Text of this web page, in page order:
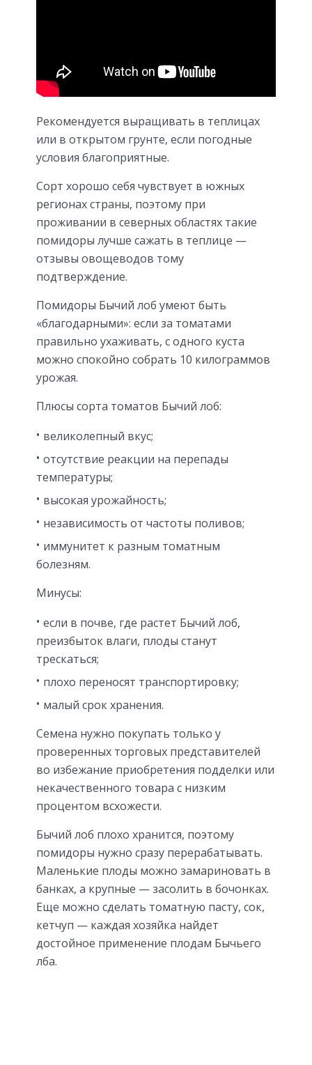
Рекомендуется выращивать в теплицах
или в открытом грунте, если погодные
условия благоприятные.
Сорт хорошо себя чувствует в южных
регионах страны, поэтому при
проживании в северных областях такие
помидоры лучше сажать в теплице —
отзывы овощеводов тому
подтверждение.
Помидоры Бычий лоб умеют быть
«благодарными»: если за томатами
правильно ухаживать, с одного куста
можно спокойно собрать 10 килограммов
урожая.
Плюсы сорта томатов Бычий лоб:
великолепный вкус;
отсутствие реакции на перепады
температуры;
высокая урожайность;
независимость от частоты поливов;
иммунитет к разным томатным
болезням.
Минусы:
если в почве, где растет Бычий лоб,
преизбыток влаги, плоды станут
трескаться;
плохо переносят транспортировку;
малый срок хранения.
Семена нужно покупать только у
проверенных торговых представителей
во избежание приобретения подделки или
некачественного товара с низким
процентом всхожести.
Бычий лоб плохо хранится, поэтому
помидоры нужно сразу перерабатывать.
Маленькие плоды можно замариновать в
банках, а крупные — засолить в бочонках.
Еще можно сделать томатную пасту, сок,
кетчуп — каждая хозяйка найдет
достойное применение плодам Бычьего
лба.